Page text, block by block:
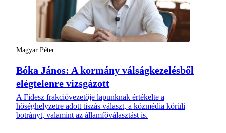
Magyar Péter
Bóka János: A kormány válságkezelésből
elégtelenre vizsgázott
A Fidesz frakcióvezetője lapunknak értékelte a
hőséghelyzetre adott tiszás választ, a közmédia körüli
botrányt, valamint az államfőválasztást is.